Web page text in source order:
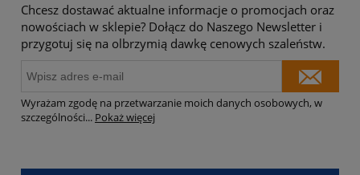
Chcesz dostawać aktualne informacje o promocjach oraz
nowościach w sklepie? Dołącz do Naszego Newsletter i
przygotuj się na olbrzymią dawkę cenowych szaleństw.
Wyrażam zgodę na przetwarzanie moich danych osobowych, w
szczególności... Pokaż więcej